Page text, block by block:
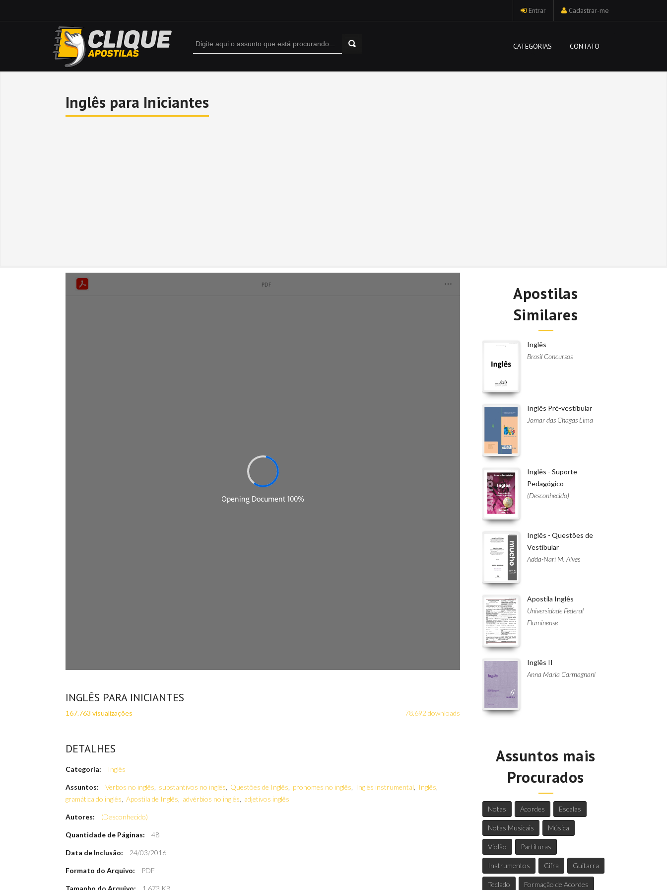
Entrar Cadastrar-me
CATEGORIAS CONTATO
Inglês para Iniciantes
INGLÊS PARA INICIANTES
167.763 visualizações 78.692 downloads
DETALHES
Categoria: Inglês
Assuntos: Verbos no inglês substantivos no inglês Questões de Inglês pronomes no inglês Inglês instrumental Inglês
gramática do inglês Apostila de Inglês advérbios no inglês adjetivos inglês
Autores: (Desconhecido)
Quantidade de Páginas: 48
Data de Inclusão: 24/03/2016
Formato do Arquivo: PDF
Tamanho do Arquivo: 1.673 KB
Apostilas
Similares
Inglês
Brasil Concursos
Inglês Pré-vestibular
Jomar das Chagas Lima
Inglês - Suporte
Pedagógico
(Desconhecido)
Inglês - Questões de
Vestibular
Adda-Nari M. Alves
Apostila Inglês
Universidade Federal
Fluminense
Inglês II
Anna Maria Carmagnani
Assuntos mais
Procurados
Notas Acordes Escalas
Notas Musicais Música
Violão Partituras
Instrumentos Cifra Guitarra
Teclado Formação de Acordes